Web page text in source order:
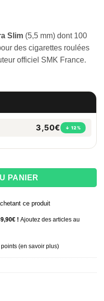
Slim (5,5 mm) dont 100
des cigarettes roulées
officiel SMK France.
3,50€ ↓ 12%
100 offerts SMK Ultra Slim
PANIER
ce produit
! Ajoutez des articles au
(en savoir plus)